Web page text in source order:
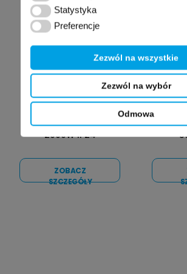
StatystykaStatystyka
PreferencjePreferencje
Zezwól na wszystkie
Zezwól na wybór
Odmowa
konwektorowy
2000W IP24
ZOBACZ
SZCZEGÓŁY